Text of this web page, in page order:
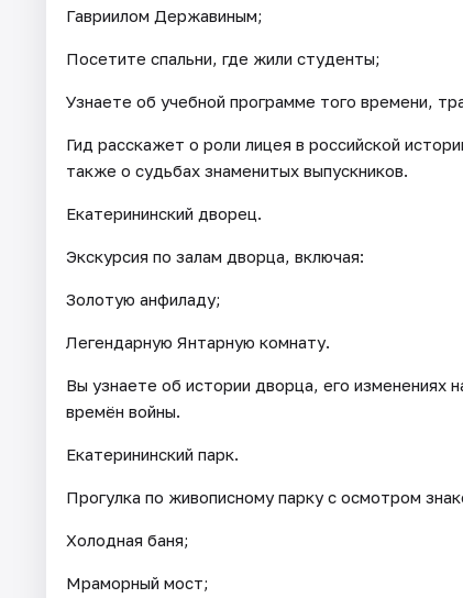
Гавриилом Державиным;
Посетите спальни, где жили студенты;
Узнаете об учебной программе того времени,
Гид расскажет о роли лицея в российской
также о судьбах знаменитых выпускников.
Екатерининский дворец.
Экскурсия по залам дворца, включая:
Золотую анфиладу;
Легендарную Янтарную комнату.
Вы узнаете об истории дворца, его изменениях
времён войны.
Екатерининский парк.
Прогулка по живописному парку с осмотром
Холодная баня;
Мраморный мост;